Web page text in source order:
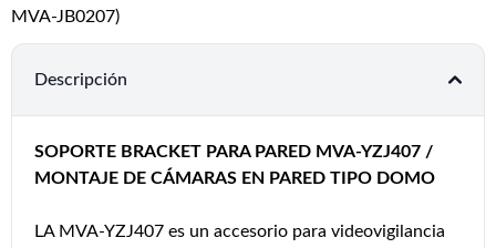
MVA-JB0207)
Descripción
SOPORTE BRACKET PARA PARED MVA-YZJ407 /
MONTAJE DE CÁMARAS EN PARED TIPO DOMO
LA MVA-YZJ407 es un accesorio para videovigilancia